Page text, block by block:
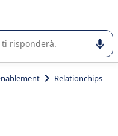
scelta di un
Relationchips